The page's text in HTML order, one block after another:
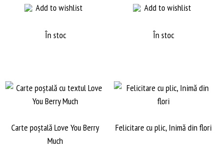
la
alese
produsului.
Add to wishlist
În stoc
Add to wishlist
În stoc
Carte poștală Love You Berry
Much
Felicitare cu plic, Inimă din flori